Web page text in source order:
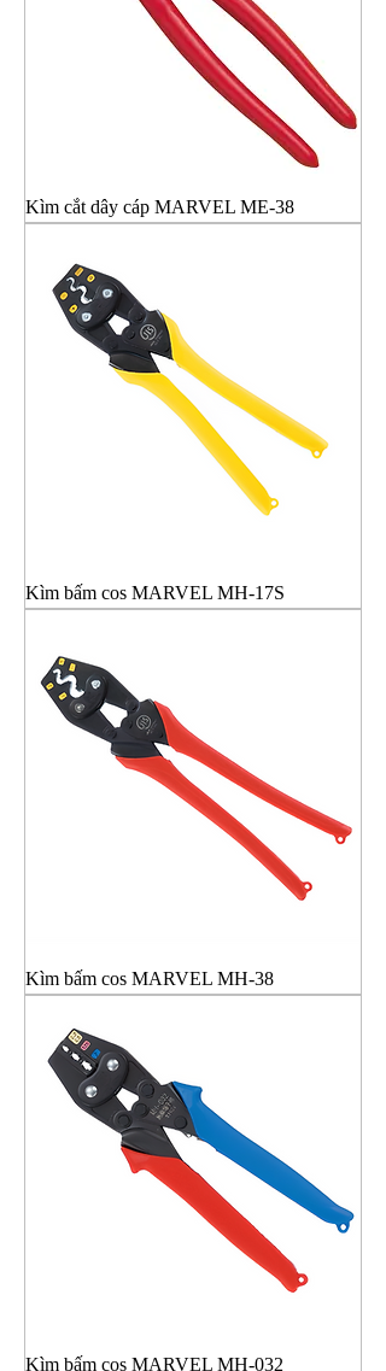
Kìm cắt dây cáp MARVEL ME-38
Kìm bấm cos MARVEL MH-17S
Kìm bấm cos MARVEL MH-38
Kìm bấm cos MARVEL MH-032